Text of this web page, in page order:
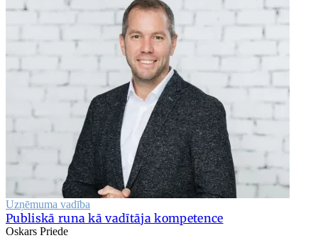
Uzņēmuma vadība
Publiskā runa kā vadītāja kompetence
Oskars Priede